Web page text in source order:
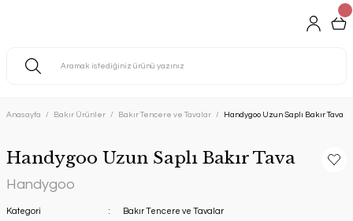
Anasayfa Bakır Ürünler Bakır Tencere ve Tavalar Handygoo Uzun Saplı Bakır Tava
Handygoo Uzun Saplı Bakır Tava
Handygoo
Kategori
Bakır Tencere ve Tavalar